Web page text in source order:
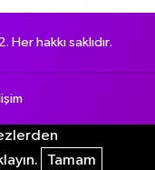
hakkı saklıdır.
Tamam